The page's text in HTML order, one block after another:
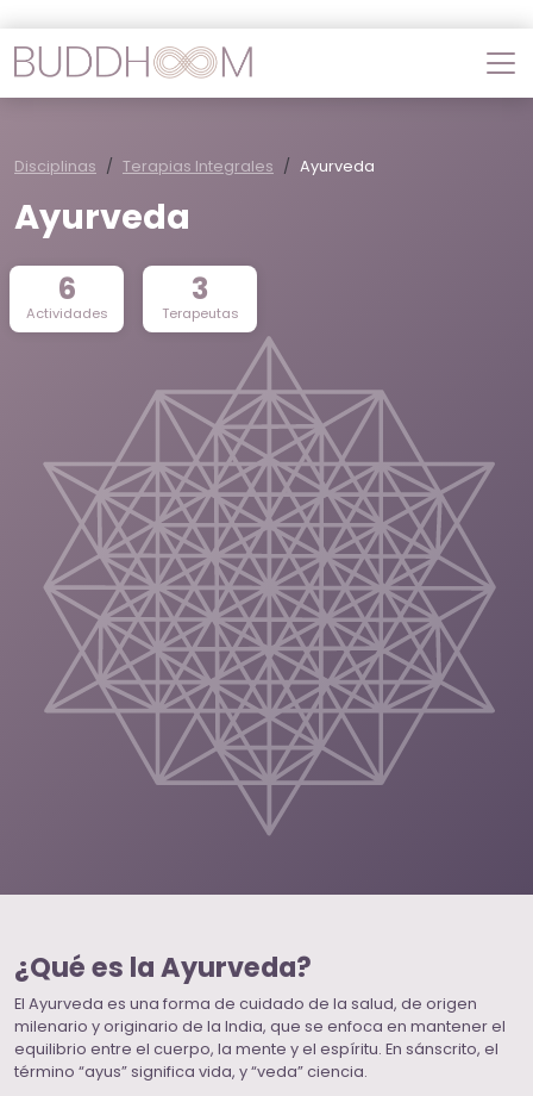
Disciplinas Terapias Integrales Ayurveda
Ayurveda
6
Actividades
3
Terapeutas
¿Qué es la Ayurveda?
El Ayurveda es una forma de cuidado de la salud, de origen
milenario y originario de la India, que se enfoca en mantener el
equilibrio entre el cuerpo, la mente y el espíritu. En sánscrito, el
término “ayus” significa vida, y “veda” ciencia.